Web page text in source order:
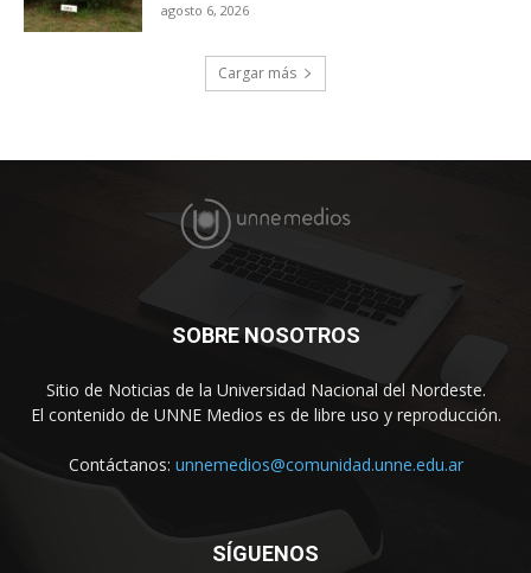
agosto 6, 2026
Cargar más
SOBRE NOSOTROS
Sitio de Noticias de la Universidad Nacional del Nordeste.
El contenido de UNNE Medios es de libre uso y reproducción.
Contáctanos: unnemedios@comunidad.unne.edu.ar
SÍGUENOS